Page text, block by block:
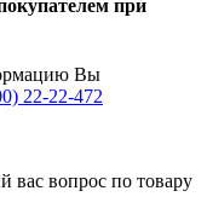
при
Вы
22-22-472
вас вопрос по товару